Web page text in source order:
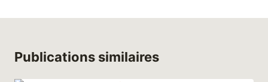
Publications similaires